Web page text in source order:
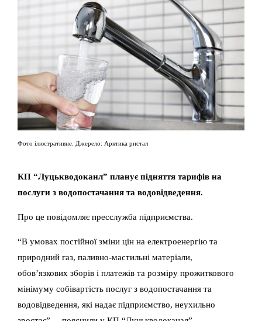
Фото ілюстративне. Джерело: Арктика ристал
КП “Луцькводоканл” планує підняття тарифів на
послуги з водопостачання та водовідведення.
Про це повідомляє пресслужба підприємства.
“В умовах постійної зміни цін на електроенергію та
природний газ, паливно-мастильні матеріали,
обов’язкових зборів і платежів та розміру прожиткового
мінімуму собівартість послуг з водопостачання та
водовідведення, які надає підприємство, неухильно